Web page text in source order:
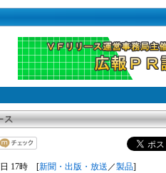
日 17時 [新聞・出版・放送 ／製品]